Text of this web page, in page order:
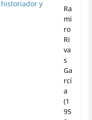
Ra
mi
ro
Ri
va
s
Ga
rcí
a
(1
95